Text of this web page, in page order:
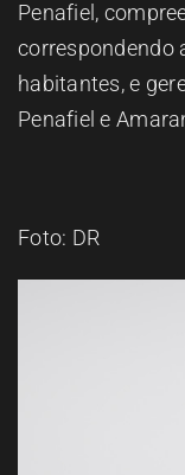
Penafiel,
correspondendo
habitantes, e
Penafiel e
Foto: DR